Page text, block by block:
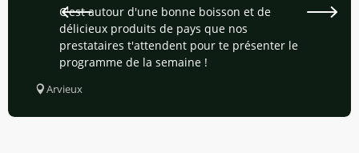
C'est autour d'une bonne boisson et de
délicieux produits de pays que nos
prestataires t'attendent pour te présenter le
programme de la semaine !
Arvieux